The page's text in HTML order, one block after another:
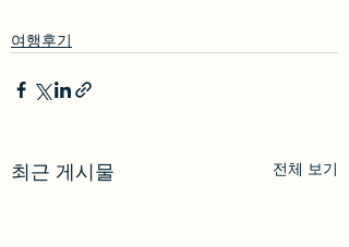
여행후기
최근 게시물 전체 보기